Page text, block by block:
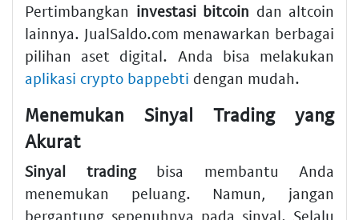
Pertimbangkan investasi bitcoin dan altcoin
lainnya. JualSaldo.com menawarkan berbagai
pilihan aset digital. Anda bisa melakukan
aplikasi crypto bappebti dengan mudah.
Menemukan Sinyal Trading yang
Akurat
Sinyal tradingbisa membantu Anda
menemukan peluang. Namun, jangan
bergantung sepenuhnya pada sinyal. Selalu